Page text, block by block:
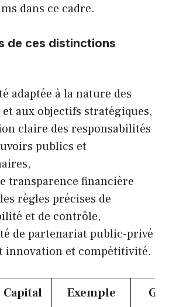
dans ce cadre.
de ces distinctions
adaptée à la nature des
aux objectifs stratégiques,
claire des responsabilités
publics et
transparence financière
règles précises de
et de contrôle,
de partenariat public-privé
innovation et compétitivité.
Capital Exemple